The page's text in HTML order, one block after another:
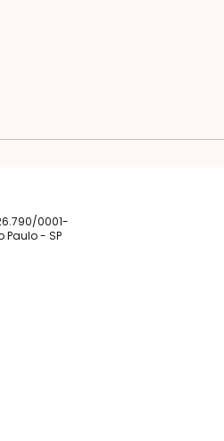
0001-
Paulo - SP